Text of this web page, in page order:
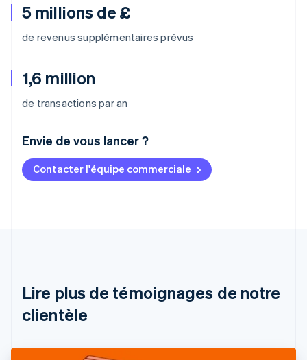
5 millions de £
de revenus supplémentaires prévus
1,6 million
de transactions par an
Envie de vous lancer ?
Contacter l'équipe commerciale
Lire plus de témoignages de notre
clientèle
Allemagne
Brésil
PortuguêsEnglish
Bulgarie
Français